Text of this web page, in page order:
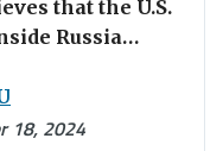
that the U.S.
Russia…
18, 2024